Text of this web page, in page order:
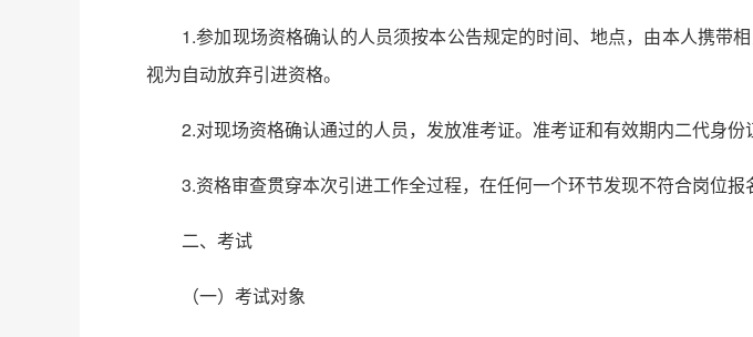
1.参加现场资格确认的人员须按本公告规定的时间、地点，由本人携带
视为自动放弃引进资格。
2.对现场资格确认通过的人员，发放准考证。准考证和有效期内二代身份
3.资格审查贯穿本次引进工作全过程，在任何一个环节发现不符合岗位
二、考试
（一）考试对象